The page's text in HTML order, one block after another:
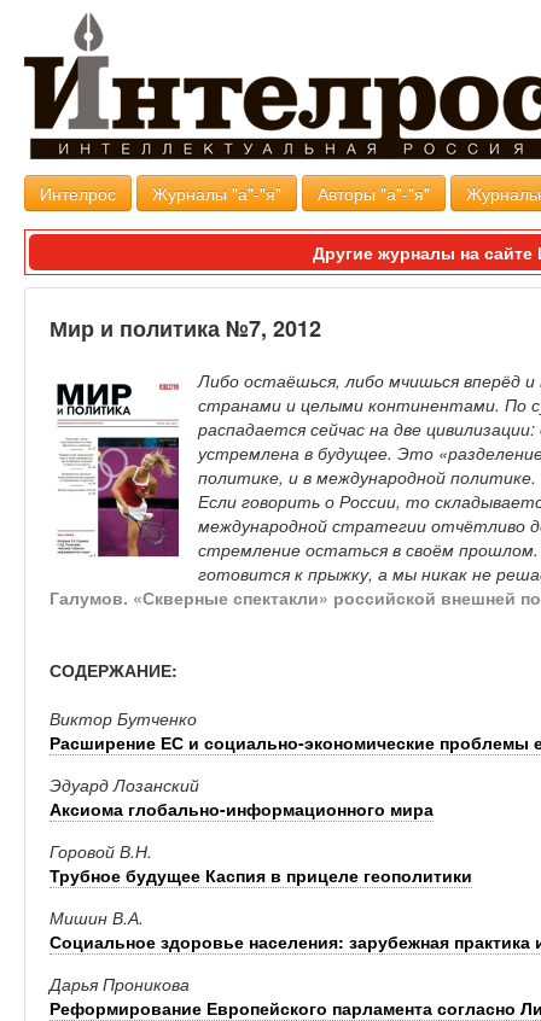
Интелрос Журналы "а"-"я" Авторы "а"-"я"
Другие журналы на
Мир и политика №7, 2012
Либо остаёшься, либо мчишься вперёд
странами и целыми континентами. По
распадается сейчас на две
устремлена в будущее. Это
политике, и в международной политике.
Если говорить о России, то
международной стратегии отчётливо
стремление остаться в своём
готовится к прыжку, а мы никак не
Галумов. «Скверные спектакли» российской внешней
СОДЕРЖАНИЕ:
Виктор Бутченко
Расширение ЕС и социально-экономические проблемы
Эдуард Лозанский
Аксиома глобально-информационного мира
Горовой В.Н.
Трубное будущее Каспия в прицеле геополитики
Мишин В.А.
Социальное здоровье населения: зарубежная практика
Дарья Проникова
Реформирование Европейского парламента согласно